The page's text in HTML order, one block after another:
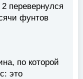
перевернулся
фунтов
по которой
это